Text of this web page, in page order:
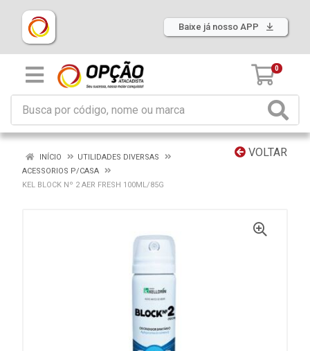
Baixe já nosso APP
0
VOLTAR
INÍCIO
UTILIDADES DIVERSAS
ACESSORIOS P/CASA
KEL BLOCK Nº 2 AER FRESH 100ML/85G